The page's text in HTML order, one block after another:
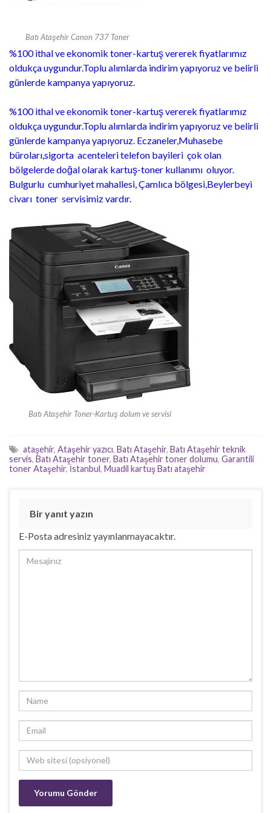
Batı Ataşehir Canon 737 Toner
%100 ithal ve ekonomik toner-kartuş vererek fiyatlarımız
oldukça uygundur.Toplu alımlarda indirim yapıyoruz ve belirli
günlerde kampanya yapıyoruz.
%100 ithal ve ekonomik toner-kartuş vererek fiyatlarımız
oldukça uygundur.Toplu alımlarda indirim yapıyoruz ve belirli
günlerde kampanya yapıyoruz. Eczaneler,Muhasebe
büroları,sigorta acenteleri telefon bayileri çok olan
bölgelerde doğal olarak kartuş-toner kullanımı oluyor.
Bulgurlu cumhuriyet mahallesi, Çamlıca bölgesi,Beylerbeyi
civarı toner servisimiz vardır.
Batı Ataşehir Toner-Kartuş dolum ve servisi
ataşehir, Ataşehir yazıcı, Batı Ataşehir, Batı Ataşehir teknik
servis, Batı Ataşehir toner, Batı Ataşehir toner dolumu, Garantili
toner Ataşehir, İstanbul, Muadil kartuş Batı ataşehir
Bir yanıt yazın
E-Posta adresiniz yayınlanmayacaktır.